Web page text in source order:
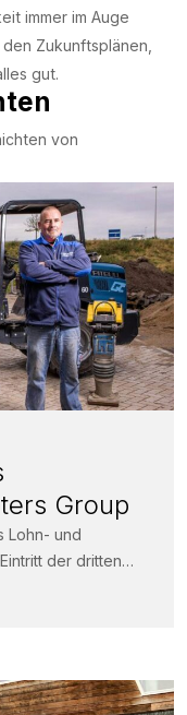
immer im Auge
Zukunftsplänen,
gut.
von
Group
Lohn- und
der dritten